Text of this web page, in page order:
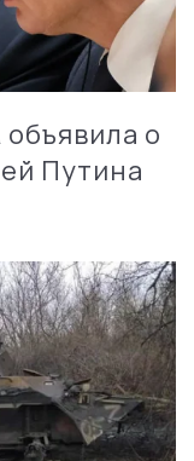
о
Путина